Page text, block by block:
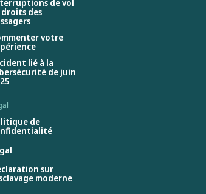
de vol
des
votre
lié à la
de juin
de
sur
moderne